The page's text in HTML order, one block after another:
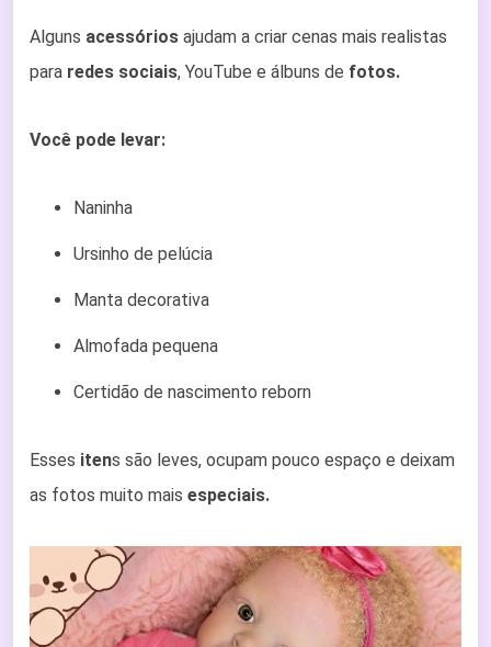
Alguns acessórios ajudam a criar cenas mais realistas
para redes sociais, YouTube e álbuns de fotos.
Você pode levar:
Naninha
Ursinho de pelúcia
Manta decorativa
Almofada pequena
Certidão de nascimento reborn
Esses itens são leves, ocupam pouco espaço e deixam
as fotos muito mais especiais.